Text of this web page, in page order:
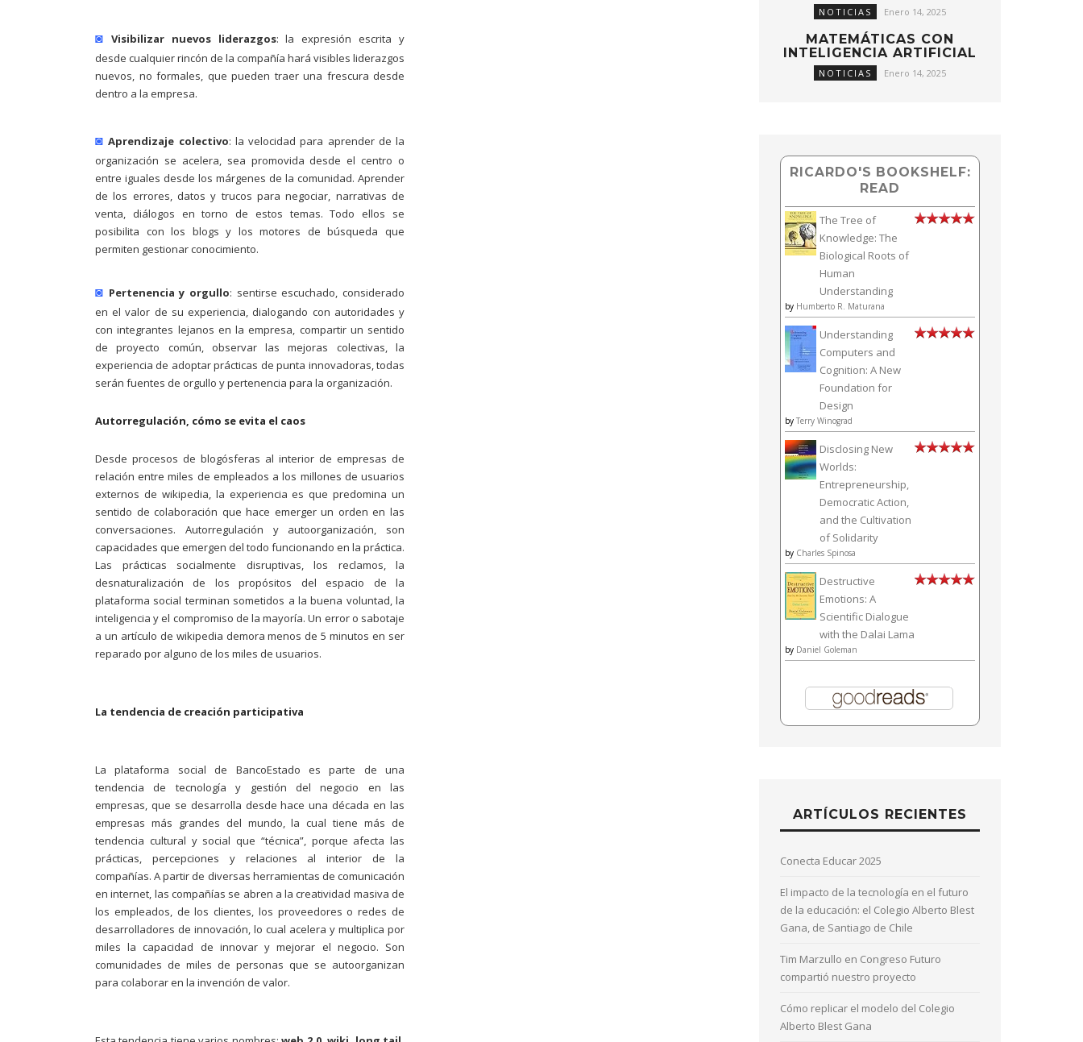
◙ Visibilizar nuevos liderazgos: la expresión escrita y
desde cualquier rincón de la compañía hará visibles liderazgos
nuevos, no formales, que pueden traer una frescura desde
dentro a la empresa.
◙Aprendizaje colectivo: la velocidad para aprender de la
organización se acelera, sea promovida desde el centro o
entre iguales desde los márgenes de la comunidad. Aprender
de los errores, datos y trucos para negociar, narrativas de
venta, diálogos en torno de estos temas. Todo ellos se
posibilita con los blogs y los motores de búsqueda que
permiten gestionar conocimiento.
◙ Pertenencia y orgullo: sentirse escuchado, considerado
en el valor de su experiencia, dialogando con autoridades y
con integrantes lejanos en la empresa, compartir un sentido
de proyecto común, observar las mejoras colectivas, la
experiencia de adoptar prácticas de punta innovadoras, todas
serán fuentes de orgullo y pertenencia para la organización.
Autorregulación, cómo se evita el caos
Desde procesos de blogósferas al interior de empresas de
relación entre miles de empleados a los millones de usuarios
externos de wikipedia, la experiencia es que predomina un
sentido de colaboración que hace emerger un orden en las
conversaciones. Autorregulación y autoorganización, son
capacidades que emergen del todo funcionando en la práctica.
Las prácticas socialmente disruptivas, los reclamos, la
desnaturalización de los propósitos
del espacio de la
plataforma social terminan sometidos a la buena voluntad, la
inteligencia y el compromiso de la mayoría. Un error o sabotaje
a un artículo de wikipedia demora menos de 5 minutos en ser
reparado por alguno de los miles de usuarios.
La tendencia de creación participativa
La plataforma social de BancoEstado es parte de una
tendencia de tecnología y gestión del negocio en las
empresas, que se desarrolla desde hace una década en las
empresas más grandes del mundo, la cual tiene más de
tendencia cultural y social que “técnica”, porque afecta las
prácticas, percepciones y relaciones al interior de la
compañías. A partir de diversas herramientas de comunicación
en internet, las compañías se abren a la creatividad masiva de
los empleados, de los clientes, los proveedores o redes de
desarrolladores de innovación, lo cual acelera y multiplica por
miles la capacidad de innovar y mejorar el negocio. Son
comunidades de miles de personas que se autoorganizan
para colaborar en la invención de valor.
NOTICIAS Enero 14, 2025
MATEMÁTICAS CON
INTELIGENCIA ARTIFICIAL
NOTICIAS Enero 14, 2025
RICARDO'S BOOKSHELF:
READ
The Tree of
Knowledge: The
Biological Roots of
Human
Understanding
by Humberto R. Maturana
Understanding
Computers and
Cognition: A New
Foundation for
Design
by Terry Winograd
Disclosing New
Worlds:
Entrepreneurship,
Democratic Action,
and the Cultivation
of Solidarity
by Charles Spinosa
Destructive
Emotions: A
Scientific Dialogue
with the Dalai Lama
by Daniel Goleman
ARTÍCULOS RECIENTES
Conecta Educar 2025
El impacto de la tecnología en el futuro
de la educación: el Colegio Alberto Blest
Gana, de Santiago de Chile
Tim Marzullo en Congreso Futuro
compartió nuestro proyecto
Cómo replicar el modelo del Colegio
Alberto Blest Gana